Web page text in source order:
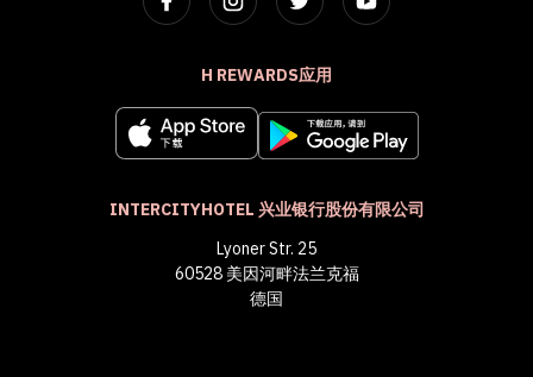
H REWARDS应用
INTERCITYHOTEL 兴业银行股份有限公司
Lyoner Str. 25
60528 美因河畔法兰克福
德国